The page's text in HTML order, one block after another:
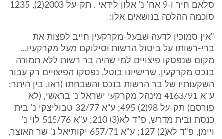
סלאם חיר ו-9 אח' נ' אלון לידאי . תק-על 2003(2), 1235
סוכמה ההלכה בנושאים אלו:
"אין סמוכין לדעה שבעל-מקרקעין חייב לפצות את
ברי-רשותו על ביטול הרשות וסילוקם מעל מקרקעיו...
מקום שנפסקו פיצויים למי שהיה בר רשות ללא תמורה
בנכס מקרקעין, שרישיונו בוטל, נפסקו הפיצויים רק עבור
השקעותיו של בר הרשות בנכס והשבחתו (ראו, בין היתר:
ע"א 4163/91 מינהל מקרקעי ישראל נ' בראשי, (לא
פורסם) תק-על 98(2) 495; ע"א 32/77 טבוליצקי נ' בית
כנסת ובית מדרש, פ"ד לא(3) 210; ע"א 515/76 לוי נ'
ויימן, פ"ד לא(2) 127; ע"א 657/71 יקותיאל נ' שר האוצר,